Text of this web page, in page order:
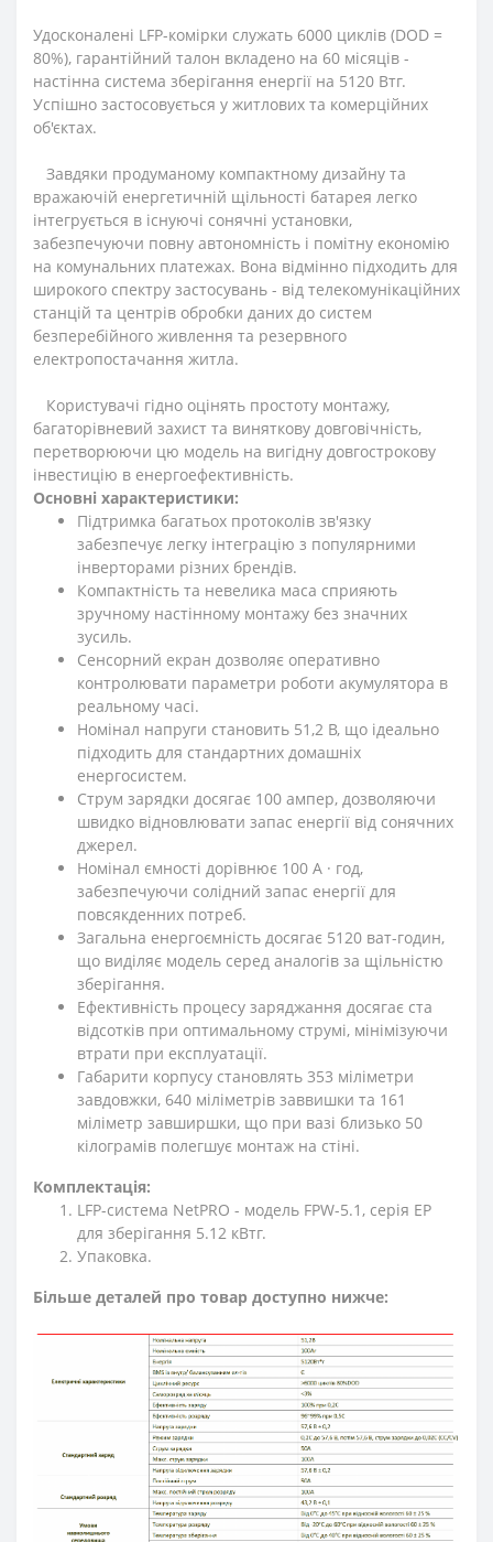
Удосконалені LFP-комірки служать 6000 циклів (DOD =
80%), гарантійний талон вкладено на 60 місяців -
настінна система зберігання енергії на 5120 Втг.
Успішно застосовується у житлових та комерційних
об'єктах.
Завдяки продуманому компактному дизайну та
вражаючій енергетичній щільності батарея легко
інтегрується в існуючі сонячні установки,
забезпечуючи повну автономність і помітну економію
на комунальних платежах. Вона відмінно підходить для
широкого спектру застосувань - від телекомунікаційних
станцій та центрів обробки даних до систем
безперебійного живлення та резервного
електропостачання житла.
Користувачі гідно оцінять простоту монтажу,
багаторівневий захист та виняткову довговічність,
перетворюючи цю модель на вигідну довгострокову
інвестицію в енергоефективність.
Основні характеристики:
Підтримка багатьох протоколів зв'язку
забезпечує легку інтеграцію з популярними
інверторами різних брендів.
Компактність та невелика маса сприяють
зручному настінному монтажу без значних
зусиль.
Сенсорний екран дозволяє оперативно
контролювати параметри роботи акумулятора в
реальному часі.
Номінал напруги становить 51,2 В, що ідеально
підходить для стандартних домашніх
енергосистем.
Струм зарядки досягає 100 ампер, дозволяючи
швидко відновлювати запас енергії від сонячних
джерел.
Номінал ємності дорівнює 100 А · год,
забезпечуючи солідний запас енергії для
повсякденних потреб.
Загальна енергоємність досягає 5120 ват-годин,
що виділяє модель серед аналогів за щільністю
зберігання.
Ефективність процесу заряджання досягає ста
відсотків при оптимальному струмі, мінімізуючи
втрати при експлуатації.
Габарити корпусу становлять 353 міліметри
завдовжки, 640 міліметрів заввишки та 161
міліметр завширшки, що при вазі близько 50
кілограмів полегшує монтаж на стіні.
Комплектація:
LFP-система NetPRO - модель FPW-5.1, серія EP
для зберігання 5.12 кВтг.
Упаковка.
Більше деталей про товар доступно нижче: